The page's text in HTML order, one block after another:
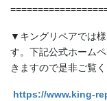
▼キングリペアでは
す。下記公式ホーム
きますので是非ご覧
https://www.king-